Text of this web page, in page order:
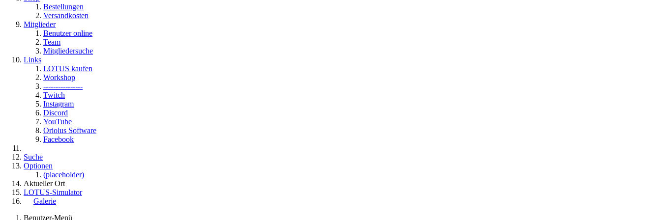
Bestellungen
Versandkosten
Mitglieder
Benutzer online
Team
Mitgliedersuche
Links
LOTUS kaufen
Workshop
----------------
Twitch
Instagram
Discord
YouTube
Oriolus Software
Facebook
Suche
Optionen
(placeholder)
Aktueller Ort
LOTUS-Simulator
Galerie
Benutzer-Menü